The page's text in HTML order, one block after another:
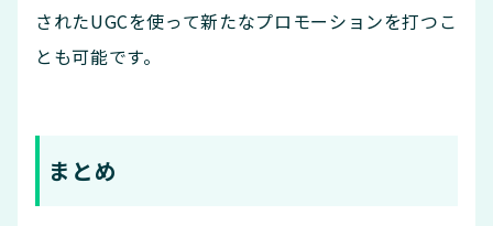
されたUGCを使って新たなプロモーションを打つこ
とも可能です。
まとめ